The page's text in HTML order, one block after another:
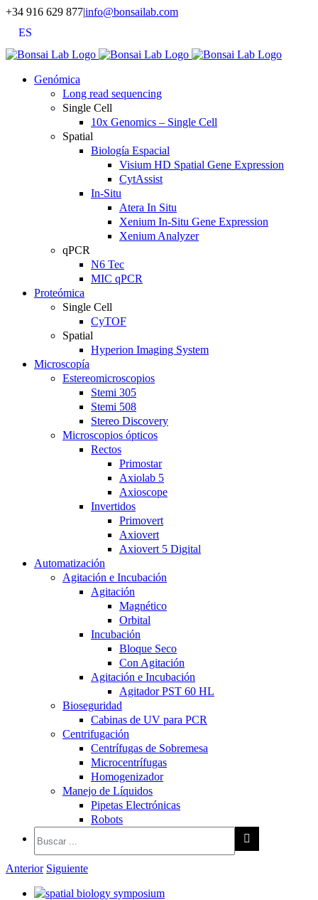
Saltar
contenido
+34 916 629 877|info@bonsailab.com
ES
X
LinkedIn
YouTube
Genómica
Long read sequencing
Single Cell
10x Genomics – Single Cell
Spatial
Biología Espacial
Visium HD Spatial Gene Expression
CytAssist
In-Situ
Atera In Situ
Xenium In-Situ Gene Expression
Xenium Analyzer
qPCR
N6 Tec
MIC qPCR
Proteómica
Single Cell
CyTOF
Spatial
Hyperion Imaging System
Microscopía
Estereomicroscopios
Stemi 305
Stemi 508
Stereo Discovery
Microscopios ópticos
Rectos
Primostar
Axiolab 5
Axioscope
Invertidos
Primovert
Axiovert
Axiovert 5 Digital
Automatización
Agitación e Incubación
Agitación
Magnético
Orbital
Incubación
Bloque Seco
Con Agitación
Agitación e Incubación
Agitador PST 60 HL
Bioseguridad
Cabinas de UV para PCR
Centrifugación
Centrífugas de Sobremesa
Microcentrífugas
Homogenizador
Manejo de Líquidos
Pipetas Electrónicas
Robots
Anterior Siguiente
Ver